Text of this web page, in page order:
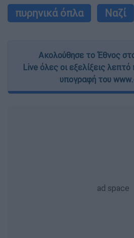
πυρηνικά όπλα
Ναζί
Ακολούθησε το Έθνος
Live όλες οι εξελίξεις
υπογραφή του